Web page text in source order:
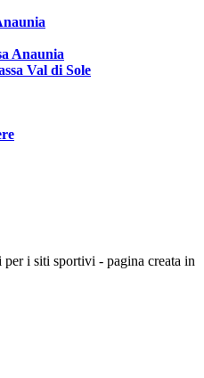
Anaunia
Val di Sole
per i siti sportivi - pagina creata in